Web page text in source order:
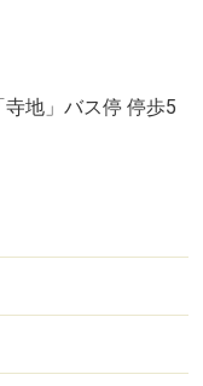
地」バス停 停歩5